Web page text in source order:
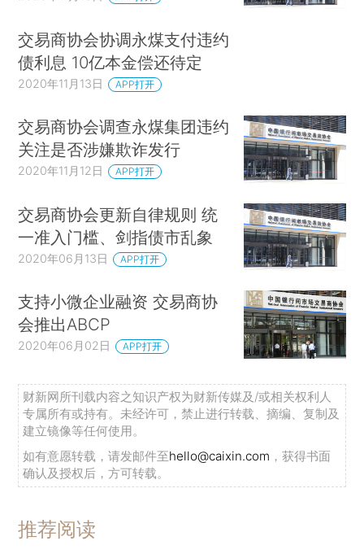
交易商协会协调永煤支付违约
债利息 10亿本金偿还待定
2020年11月13日 APP打开
交易商协会调查永煤集团违约
关注是否涉嫌欺诈发行
2020年11月12日 APP打开
交易商协会更新自律规则 统
一准入门槛、剑指债市乱象
2020年06月13日 APP打开
支持小微企业融资 交易商协
会推出ABCP
2020年06月02日 APP打开
财新网所刊载内容之知识产权为财新传媒及/或相关权利人
专属所有或持有。未经许可，禁止进行转载、摘编、复制及
建立镜像等任何使用。
如有意愿转载，请发邮件至hello@caixin.com ，获得书面
确认及授权后，方可转载。
推荐阅读